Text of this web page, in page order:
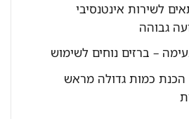
לשירות אינטנסיבי
גבוהה
– ברזים נוחים לשימוש
הכנת כמות גדולה מראש